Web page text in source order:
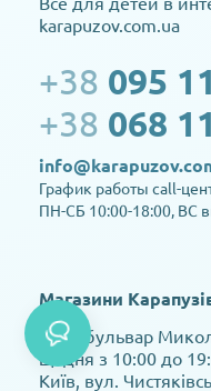
karapuzov.com.ua
+38 095
+38 068
График работы call-
ПН-СБ 10:00-18:00, ВС
Магазини
Київ, бульвар
щодня з 10:00 до
Київ, вул.